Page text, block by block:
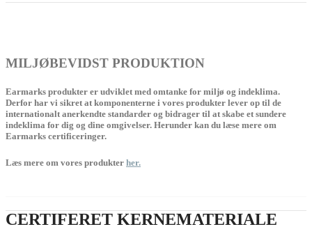
MILJØBEVIDST PRODUKTION
Earmarks produkter er udviklet med omtanke for miljø og indeklima.
Derfor har vi sikret at komponenterne i vores produkter lever op til de
internationalt anerkendte standarder og bidrager til at skabe et sundere
indeklima for dig og dine omgivelser. Herunder kan du læse mere om
Earmarks certificeringer.
Læs mere om vores produkter her.
CERTIFERET KERNEMATERIALE